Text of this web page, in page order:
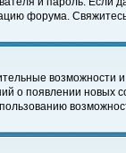
форума.
о появлении